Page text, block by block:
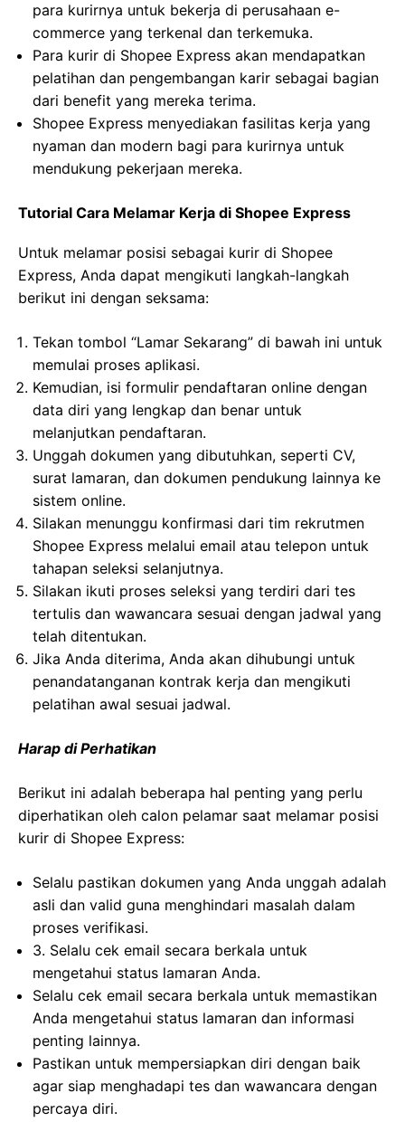
para kurirnya untuk bekerja di perusahaan e-
commerce yang terkenal dan terkemuka.
Para kurir di Shopee Express akan mendapatkan
pelatihan dan pengembangan karir sebagai bagian
dari benefit yang mereka terima.
Shopee Express menyediakan fasilitas kerja yang
nyaman dan modern bagi para kurirnya untuk
mendukung pekerjaan mereka.
Tutorial Cara Melamar Kerja di Shopee Express
Untuk melamar posisi sebagai kurir di Shopee
Express, Anda dapat mengikuti langkah-langkah
berikut ini dengan seksama:
Tekan tombol “Lamar Sekarang” di bawah ini untuk
memulai proses aplikasi.
Kemudian, isi formulir pendaftaran online dengan
data diri yang lengkap dan benar untuk
melanjutkan pendaftaran.
Unggah dokumen yang dibutuhkan, seperti CV,
surat lamaran, dan dokumen pendukung lainnya ke
sistem online.
Silakan menunggu konfirmasi dari tim rekrutmen
Shopee Express melalui email atau telepon untuk
tahapan seleksi selanjutnya.
Silakan ikuti proses seleksi yang terdiri dari tes
tertulis dan wawancara sesuai dengan jadwal yang
telah ditentukan.
Jika Anda diterima, Anda akan dihubungi untuk
penandatanganan kontrak kerja dan mengikuti
pelatihan awal sesuai jadwal.
Harap di Perhatikan
Berikut ini adalah beberapa hal penting yang perlu
diperhatikan oleh calon pelamar saat melamar posisi
kurir di Shopee Express:
Selalu pastikan dokumen yang Anda unggah adalah
asli dan valid guna menghindari masalah dalam
proses verifikasi.
3. Selalu cek email secara berkala untuk
mengetahui status lamaran Anda.
Selalu cek email secara berkala untuk memastikan
Anda mengetahui status lamaran dan informasi
penting lainnya.
Pastikan untuk mempersiapkan diri dengan baik
agar siap menghadapi tes dan wawancara dengan
percaya diri.